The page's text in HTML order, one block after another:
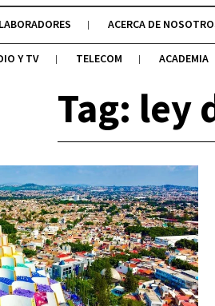
ACERCA DE
Y TV TELECOM ACADEMIA
Tag: ley